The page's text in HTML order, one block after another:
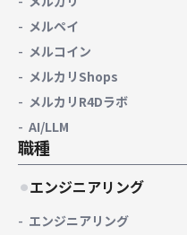
メルペイ
メルコイン
メルカリShops
メルカリR4Dラボ
AI/LLM
職種
エンジニアリング
エンジニアリング